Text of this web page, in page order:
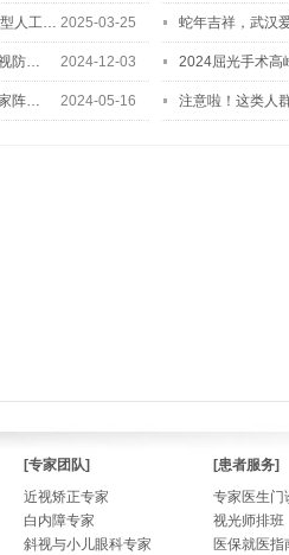
型人工… 2025-03-25 蛇年吉祥，武汉
防… 2024-12-03 2024屈光手术高
阵… 2024-05-16 注意啦！这类人
[专家团队]
近视矫正专家
白内障专家
斜视与小儿眼科专家
[患者服务]
专家医生门
视光师排班
医保就医指